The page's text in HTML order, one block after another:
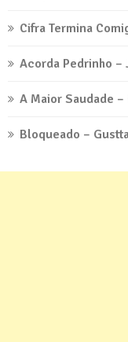
Cifra Termina
Acorda Pedrinho –
A Maior Saudade
Bloqueado –